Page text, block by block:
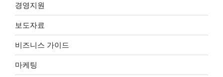
경영지원
보도자료
비즈니스 가이드
마케팅